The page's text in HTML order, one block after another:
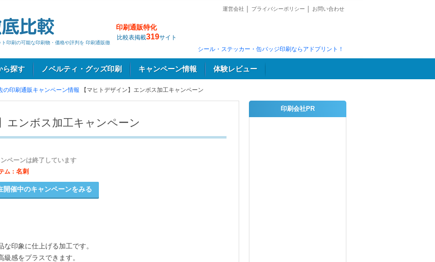
印刷の可能な印刷物・価格や評判を 印刷通販徹
印刷通販特化
比較表掲載319サイト
運営会社 プライバシーポリシー お問い合わせ
シール・ステッカー・缶バッジ印刷ならアドプリント！
ら探す ノベルティ・グッズ印刷 キャンペーン情報 体験レビュー
の印刷通販キャンペーン情報 【マヒトデザイン】エンボス加工キャンペーン
エンボス加工キャンペーン
ペーンは終了しています
ム： 名刺
開催中のキャンペーンをみる
印象に仕上げる加工です。
感をプラスできます。
印刷会社PR